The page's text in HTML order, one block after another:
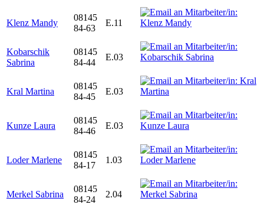
Klenz Mandy
08145
84-63
E.11
Kobarschik
Sabrina
08145
84-44
E.03
Kral Martina
08145
84-45
E.03
Kunze Laura
08145
84-46
E.03
Loder Marlene
08145
84-17
1.03
Merkel Sabrina
08145
84-24
2.04